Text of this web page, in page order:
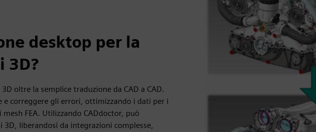
desktop per la
3D?
oltre la semplice traduzione da CAD a CAD.
e correggere gli errori, ottimizzando i dati per i
FEA. Utilizzando CADdoctor, può
liberandosi da integrazioni complesse,